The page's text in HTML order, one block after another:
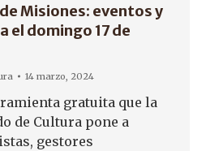
Misiones: eventos y
el domingo 17 de
14 marzo, 2024
gratuita que la
de Cultura pone a
gestores